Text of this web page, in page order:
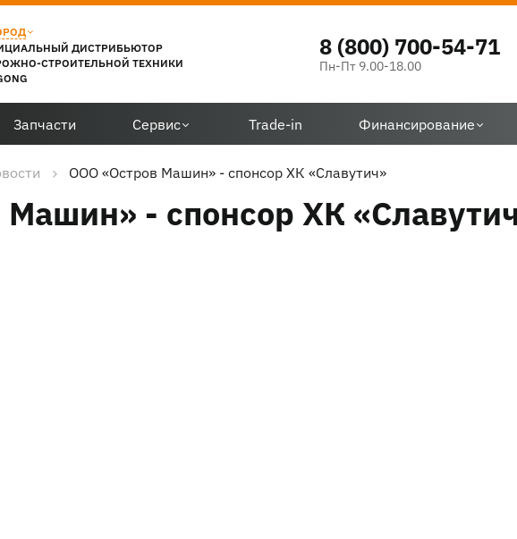
ДИСТРИБЬЮТОР
СТРОИТЕЛЬНОЙ ТЕХНИКИ
8 (800) 700-54-71
Пн-Пт 9.00-18.00
Запчасти Сервис Trade-in Финансирование
ООО «Остров Машин» - спонсор ХК «Славутич»
- спонсор ХК